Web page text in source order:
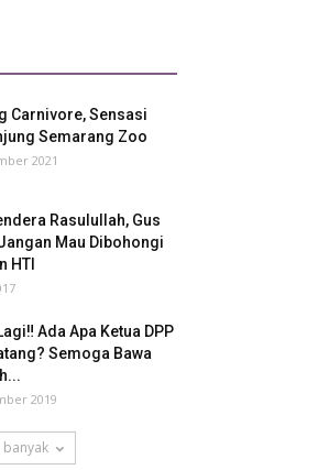
Carnivore, Sensasi
Semarang Zoo
2021
Rasulullah, Gus
Mau Dibohongi
HTI
Ada Apa Ketua DPP
Semoga Bawa
2019